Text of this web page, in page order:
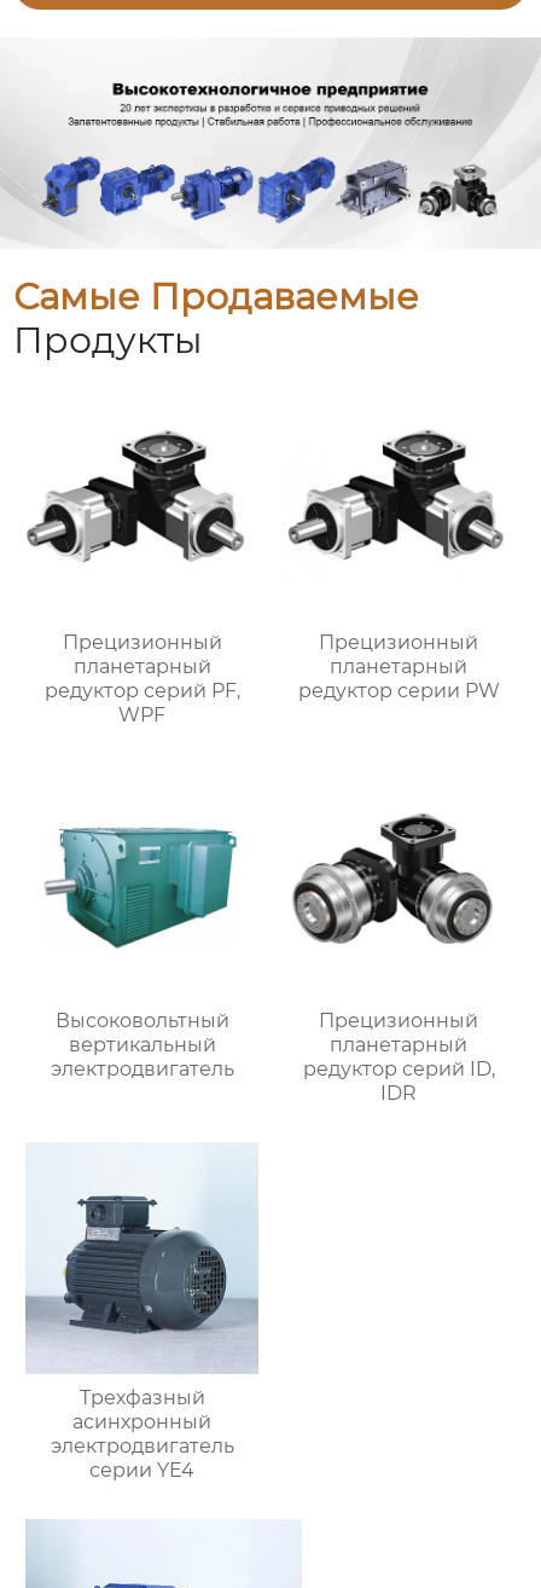
Самые Продаваемые
Продукты
Прецизионный
планетарный
редуктор серий PF,
WPF
Прецизионный
планетарный
редуктор серии PW
Высоковольтный
вертикальный
электродвигатель
Прецизионный
планетарный
редуктор серий ID,
IDR
Трехфазный
асинхронный
электродвигатель
серии YE4